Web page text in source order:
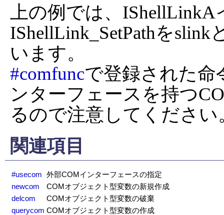
上の例では、
IShellLink_SetPathを
#comfuncで登録された命
ンターフェースを持つ
るので注意してください
関連項目
#usecom 外部COMインターフェースの指定
newcom
COMオブジェクト型変数の新規作成
delcom
COMオブジェクト型変数の破棄
querycom COMオブジェクト型変数の作成